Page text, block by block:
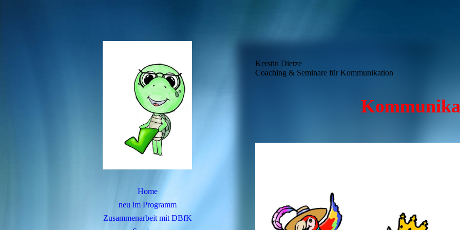
Home
neu im Programm
Zusammenarbeit mit DBfK
Kerstin Dietze
Coaching & Seminare für Kommunikation